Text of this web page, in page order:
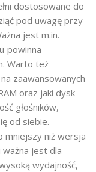
dostosowane do
pod uwagę przy
jest m.in.
powinna
Warto też
zaawansowanych
oraz jaki dysk
głośników,
od siebie.
mniejszy niż wersja
ważna jest dla
wydajność,